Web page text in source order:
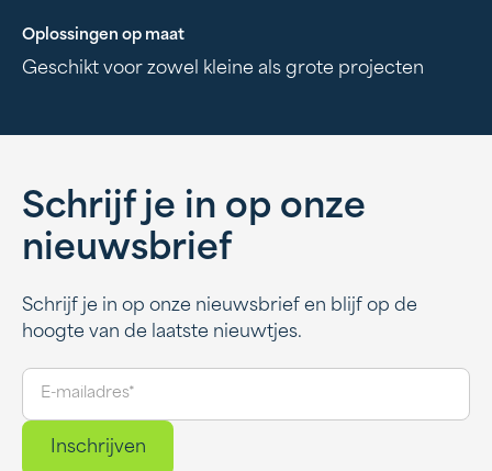
Oplossingen op maat
Geschikt voor zowel kleine als grote projecten
Schrijf je in op onze
nieuwsbrief
Schrijf je in op onze nieuwsbrief en blijf op de
hoogte van de laatste nieuwtjes.